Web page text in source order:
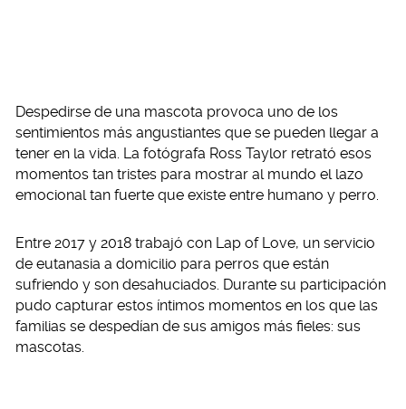
Despedirse de una mascota provoca uno de los
sentimientos más angustiantes que se pueden llegar a
tener en la vida. La fotógrafa Ross Taylor retrató esos
momentos tan tristes para mostrar al mundo el lazo
emocional tan fuerte que existe entre humano y perro.
Entre 2017 y 2018 trabajó con Lap of Love, un servicio
de eutanasia a domicilio para perros que están
sufriendo y son desahuciados. Durante su participación
pudo capturar estos íntimos momentos en los que las
familias se despedían de sus amigos más fieles: sus
mascotas.